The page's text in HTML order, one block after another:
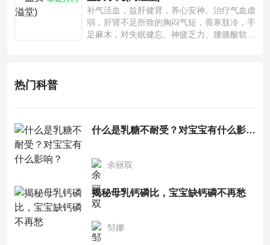
补气活血，益肝健肾，养心安神。治疗气血虚
弱，肝肾不足所致的胸闷气短，畏寒肢冷，手
足麻木，对失眠健忘、神疲乏力、腰膝酸软也
热门科普
什么是乳糖不耐受？对宝宝有什么影响？
余丽双
揭秘母乳钙磷比，宝宝缺钙磷不再愁
邹娜